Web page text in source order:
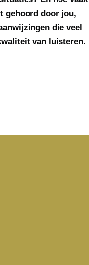
gehoord door jou,
die veel
van luisteren.